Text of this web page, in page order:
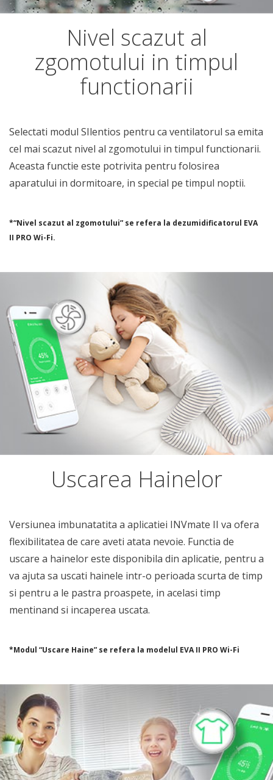
Nivel scazut al
zgomotului in timpul
functionarii
Selectati modul SIlentios pentru ca ventilatorul sa emita
cel mai scazut nivel al zgomotului in timpul functionarii.
Aceasta functie este potrivita pentru folosirea
aparatului in dormitoare, in special pe timpul noptii.
*“Nivel scazut al zgomotului” se refera la dezumidificatorul EVA
II PRO Wi-Fi.
Uscarea Hainelor
Versiunea imbunatatita a aplicatiei INVmate II va ofera
flexibilitatea de care aveti atata nevoie. Functia de
uscare a hainelor este disponibila din aplicatie, pentru a
va ajuta sa uscati hainele intr-o perioada scurta de timp
si pentru a le pastra proaspete, in acelasi timp
mentinand si incaperea uscata.
*Modul “Uscare Haine” se refera la modelul EVA II PRO Wi-Fi